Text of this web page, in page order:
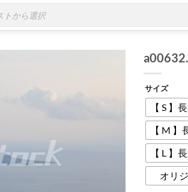
サイズ
【 S
【 M
【 L
オリ